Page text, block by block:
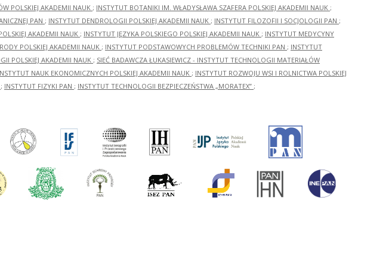
POLSKIEJ AKADEMII NAUK ; INSTYTUT BOTANIKI IM. WŁADYSŁAWA SZAFERA POLSKIEJ AKADEMII NAUK ;
PAN ; INSTYTUT DENDROLOGII POLSKIEJ AKADEMII NAUK ; INSTYTUT FILOZOFII I SOCJOLOGII PAN ;
AKADEMII NAUK ; INSTYTUT JĘZYKA POLSKIEGO POLSKIEJ AKADEMII NAUK ; INSTYTUT MEDYCYNY
POLSKIEJ AKADEMII NAUK ; INSTYTUT PODSTAWOWYCH PROBLEMÓW TECHNIKI PAN ; INSTYTUT
POLSKIEJ AKADEMII NAUK ; SIEĆ BADAWCZA ŁUKASIEWICZ - INSTYTUT TECHNOLOGII MATERIAŁÓW
NAUK EKONOMICZNYCH POLSKIEJ AKADEMII NAUK ; INSTYTUT ROZWOJU WSI I ROLNICTWA POLSKIEJ
; INSTYTUT FIZYKI PAN ; INSTYTUT TECHNOLOGII BEZPIECZEŃSTWA „MORATEX” ;